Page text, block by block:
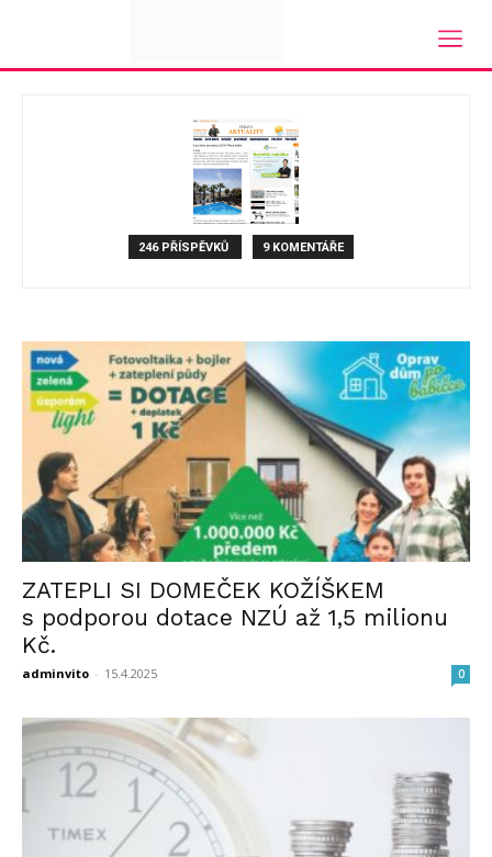
246 PŘÍSPĚVKŮ 9 KOMENTÁŘE
ZATEPLI SI DOMEČEK KOŽÍŠKEM
s podporou dotace NZÚ až 1,5 milionu
Kč.
adminvito - 15.4.2025 0